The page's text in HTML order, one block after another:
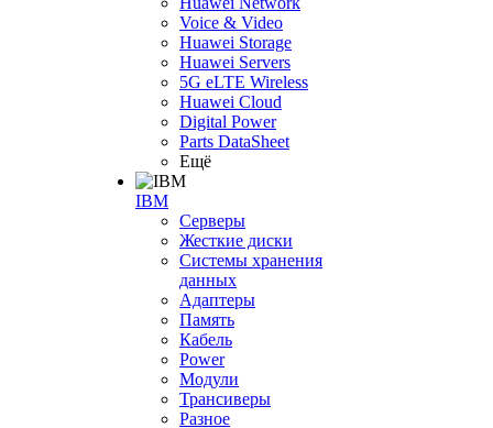
Voice & Video
Huawei Storage
Huawei Servers
5G eLTE Wireless
Huawei Cloud
Digital Power
Parts DataSheet
Ещё
IBM
Серверы
Жесткие диски
Системы хранения
данных
Адаптеры
Память
Кабель
Power
Модули
Трансиверы
Разное